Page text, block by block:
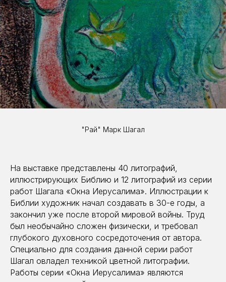
"Рай" Марк Шагал
На выставке представлены 40 литографий,
иллюстрирующих Библию и 12 литографий из серии
работ Шагала «Окна Иерусалима». Иллюстрации к
Библии художник начал создавать в 30-е годы, а
закончил уже после второй мировой войны. Труд
был необычайно сложен физически, и требовал
глубокого духовного сосредоточения от автора.
Специально для создания данной серии работ
Шагал овладел техникой цветной литографии.
Работы серии «Окна Иерусалима» являются